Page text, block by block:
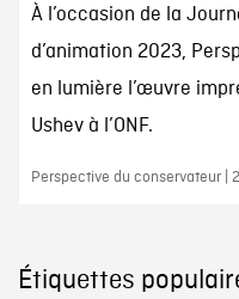
À l’occasion de la
d’animation 2023,
en lumière l’œuvre
Ushev à l’ONF.
Perspective du conservateur |
Étiquettes